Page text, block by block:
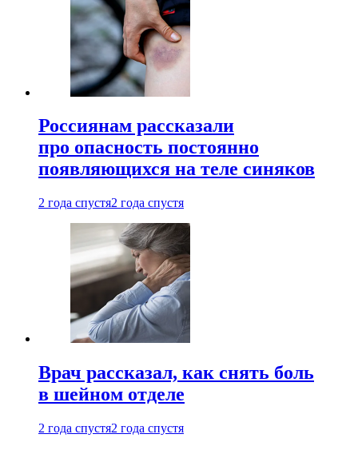
Россиянам рассказали
про опасность постоянно
появляющихся на теле синяков
2 года спустя2 года спустя
Врач рассказал, как снять боль
в шейном отделе
2 года спустя2 года спустя